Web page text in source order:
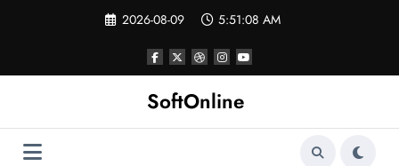
2026-08-09 5:51:08 AM
SoftOnline